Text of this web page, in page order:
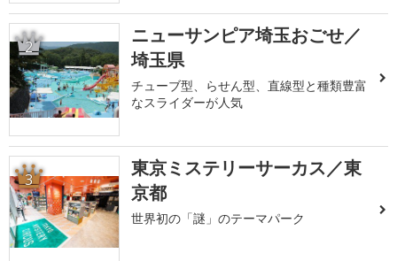
2
ニューサンピア埼玉おごせ／
埼玉県
チューブ型、らせん型、直線型と種類豊富
なスライダーが人気
3
東京ミステリーサーカス／東
京都
世界初の「謎」のテーマパーク